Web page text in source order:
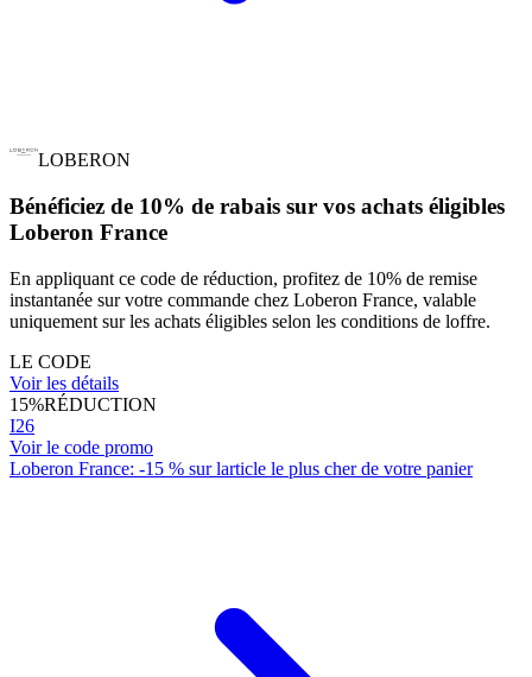
LOBERON
Bénéficiez de 10% de rabais sur vos achats éligibles
Loberon France
En appliquant ce code de réduction, profitez de 10% de remise
instantanée sur votre commande chez Loberon France, valable
uniquement sur les achats éligibles selon les conditions de loffre.
LE CODE
Voir les détails
15%RÉDUCTION
I26
Voir le code promo
Loberon France: -15 % sur larticle le plus cher de votre panier